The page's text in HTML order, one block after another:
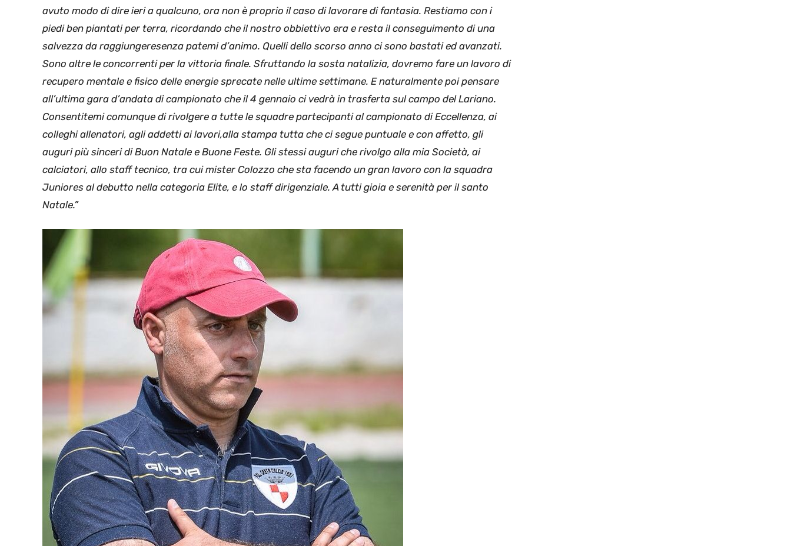
avuto modo di dire ieri a qualcuno, ora non è proprio il caso di lavorare di fantasia. Restiamo con i
piedi ben piantati per terra, ricordando che il nostro obbiettivo era e resta il conseguimento di una
salvezza da raggiungeresenza patemi d’animo. Quelli dello scorso anno ci sono bastati ed avanzati.
Sono altre le concorrenti per la vittoria finale. Sfruttando la sosta natalizia, dovremo fare un lavoro di
recupero mentale e fisico delle energie sprecate nelle ultime settimane. E naturalmente poi pensare
all’ultima gara d’andata di campionato che il 4 gennaio ci vedrà in trasferta sul campo del Lariano.
Consentitemi comunque di rivolgere a tutte le squadre partecipanti al campionato di Eccellenza, ai
colleghi allenatori, agli addetti ai lavori,alla stampa tutta che ci segue puntuale e con affetto, gli
auguri più sinceri di Buon Natale e Buone Feste. Gli stessi auguri che rivolgo alla mia Società, ai
calciatori, allo staff tecnico, tra cui mister Colozzo che sta facendo un gran lavoro con la squadra
Juniores al debutto nella categoria Elite, e lo staff dirigenziale. A tutti gioia e serenità per il santo
Natale.”